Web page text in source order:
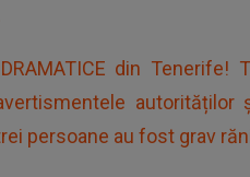
din
persoane au fost grav